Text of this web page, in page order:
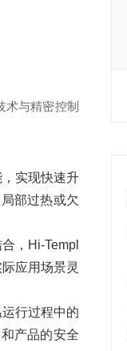
与精密控制
实现快速升
部过热或欠
，Hi-Templ
应用场景灵
行过程中的
产品的安全